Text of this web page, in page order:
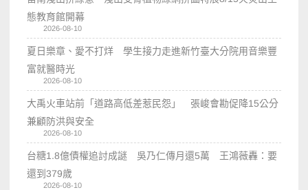
態教育館開幕
2026-08-10
夏日樂章、愛不打烊 學生接力走進新竹臺大分院用音樂豐
富就醫時光
2026-08-10
大禹火車站前「道路高低差惹民怨」 張峻會勘促降15公分
兼顧防洪與安全
2026-08-10
台糖1.8億債權追討成謎 吳乃仁傳月還5萬 王鴻薇轟：要
還到379歲
2026-08-10